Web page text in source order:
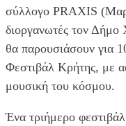
σύλλογο PRAXIS
διοργανωτές τον Δήμο
θα παρουσιάσουν για
Φεστιβάλ Κρήτης, με
μουσική του κόσμου.
Ένα τριήμερο